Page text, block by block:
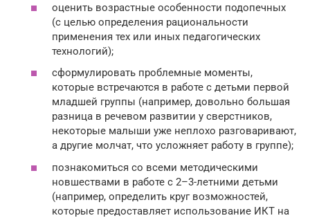
оценить возрастные особенности подопечных
(с целью определения рациональности
применения тех или иных педагогических
технологий);
сформулировать проблемные моменты,
которые встречаются в работе с детьми первой
младшей группы (например, довольно большая
разница в речевом развитии у сверстников,
некоторые малыши уже неплохо разговаривают,
а другие молчат, что усложняет работу в группе);
познакомиться со всеми методическими
новшествами в работе с 2–3-летними детьми
(например, определить круг возможностей,
которые предоставляет использование ИКТ на